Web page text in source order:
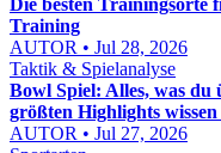
Die besten Trainingsorte
Training
AUTOR • Jul 28, 2026
Taktik & Spielanalyse
Bowl Spiel: Alles, was du
größten Highlights wissen
AUTOR • Jul 27, 2026